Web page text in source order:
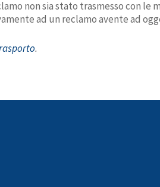
non sia stato trasmesso con
ad un reclamo avente ad
.